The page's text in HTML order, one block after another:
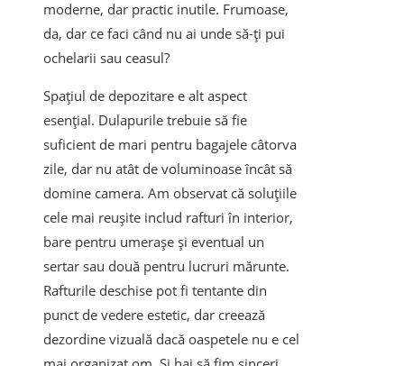
moderne, dar practic inutile. Frumoase,
da, dar ce faci când nu ai unde să-ți pui
ochelarii sau ceasul?
Spațiul de depozitare e alt aspect
esențial. Dulapurile trebuie să fie
suficient de mari pentru bagajele câtorva
zile, dar nu atât de voluminoase încât să
domine camera. Am observat că soluțiile
cele mai reușite includ rafturi în interior,
bare pentru umerașe și eventual un
sertar sau două pentru lucruri mărunte.
Rafturile deschise pot fi tentante din
punct de vedere estetic, dar creează
dezordine vizuală dacă oaspetele nu e cel